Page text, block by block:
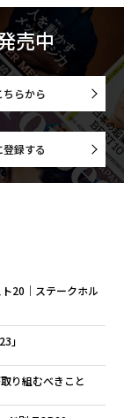
売中
らから
録する
20｜ステークホル
」
り組むべきこと